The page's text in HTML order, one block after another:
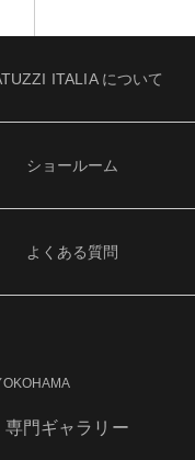
ITALIA について
ショールーム
よくある質問
門ギャラリー